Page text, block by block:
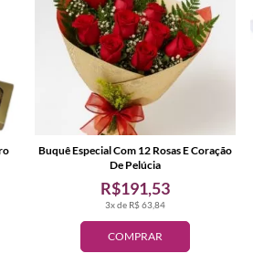
COMPRAR
3x de R$ 63,84
R$191,53
Buquê Especial Com 12 Rosas E Coração
De Pelúcia